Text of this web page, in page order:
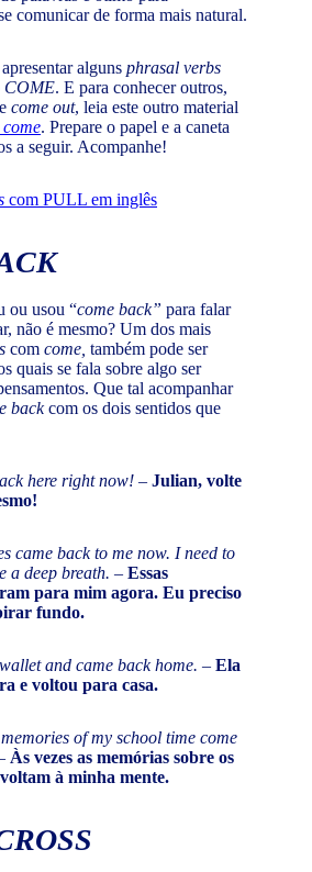
comunicar de forma mais natural.
alguns phrasal verbs
COME. E para conhecer outros,
e come out, leia este outro material
come. Prepare o papel e a caneta
a seguir. Acompanhe!
com PULL em inglês
ou usou “come back” para falar
não é mesmo? Um dos mais
com come, também pode ser
quais se fala sobre algo ser
Que tal acompanhar
backcom os dois sentidos que
here right now! – Julian, volte
came back to me now. I need to
a deep breath. – Essas
para mim agora. Eu preciso
fundo.
and came back home. – Ela
e voltou para casa.
of my school time come
Às vezes as memórias sobre os
à minha mente.